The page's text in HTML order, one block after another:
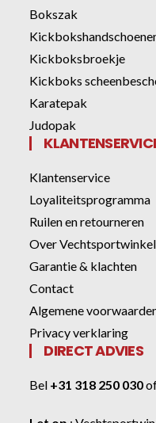
Bokszak
Kickboksbroekje
Kickboks
Karatepak
Judopak
Klantenservice
Loyaliteitsprogramma
Ruilen en retourneren
Over Vechtsportwinkel
Garantie & klachten
Contact
Algemene
Privacy verklaring
DIRECT ADVIES
Bel +31 318 250 030